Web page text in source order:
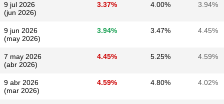
9 jul 2026
(jun 2026)
3.37% 4.00% 3.94%
9 jun 2026
(may 2026)
3.94% 3.47% 4.45%
7 may 2026
(abr 2026)
4.45% 5.25% 4.59%
9 abr 2026
(mar 2026)
4.59% 4.80% 4.02%